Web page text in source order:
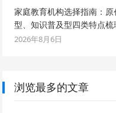
家庭教育机构选择指南：
型、知识普及型四类特点梳
2026年8月6日
浏览最多的文章